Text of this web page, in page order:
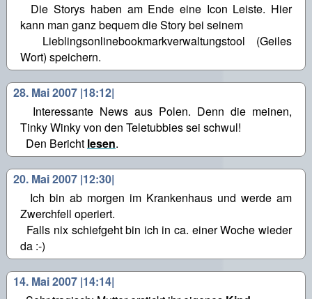
Die Storys haben am Ende eine Icon Leiste. Hier
kann man ganz bequem die Story bei seinem
Lieblingsonlinebookmarkverwaltungstool (Geiles
Wort) speichern.
28. Mai 2007 |18:12|
Interessante News aus Polen. Denn die meinen,
Tinky Winky von den Teletubbies sei schwul!
Den Bericht lesen.
20. Mai 2007 |12:30|
Ich bin ab morgen im Krankenhaus und werde am
Zwerchfell operiert.
Falls nix schiefgeht bin ich in ca. einer Woche wieder
da :-)
14. Mai 2007 |14:14|